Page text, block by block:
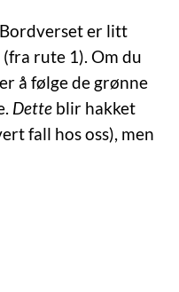
er litt
rute 1). Om du
å følge de grønne
Dette blir hakket
fall hos oss), men